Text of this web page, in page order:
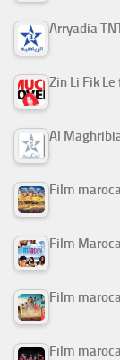
Arryadia
Al